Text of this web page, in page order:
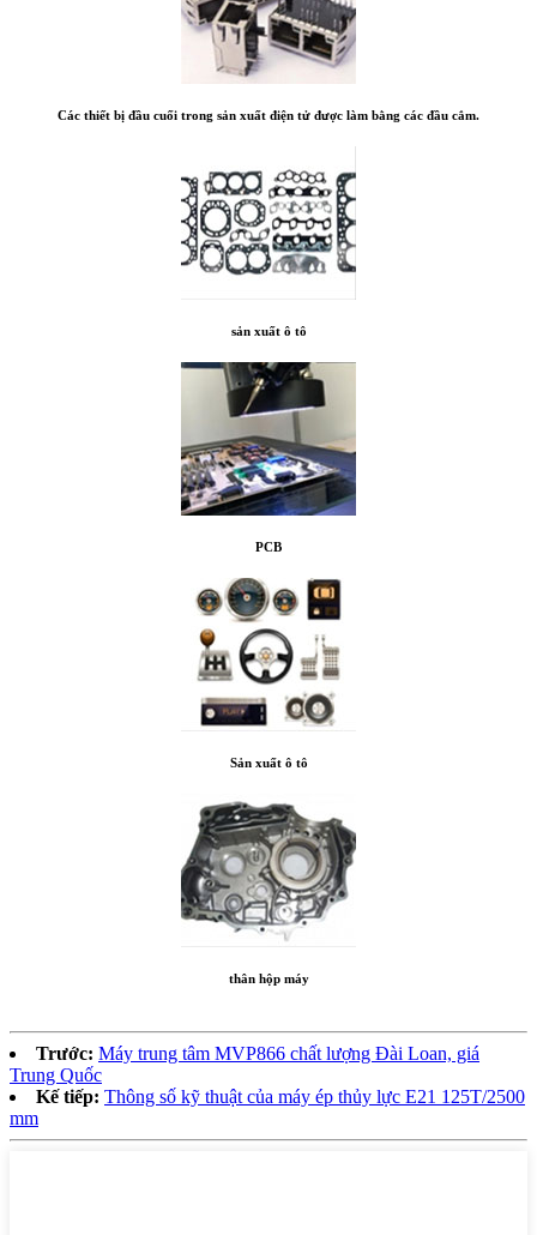
Các thiết bị đầu cuối trong sản xuất điện tử được làm bằng các đầu cắm.
sản xuất ô tô
PCB
Sản xuất ô tô
thân hộp máy
Trước: Máy trung tâm MVP866 chất lượng Đài Loan, giá
Trung Quốc
Kế tiếp: Thông số kỹ thuật của máy ép thủy lực E21 125T/2500
mm